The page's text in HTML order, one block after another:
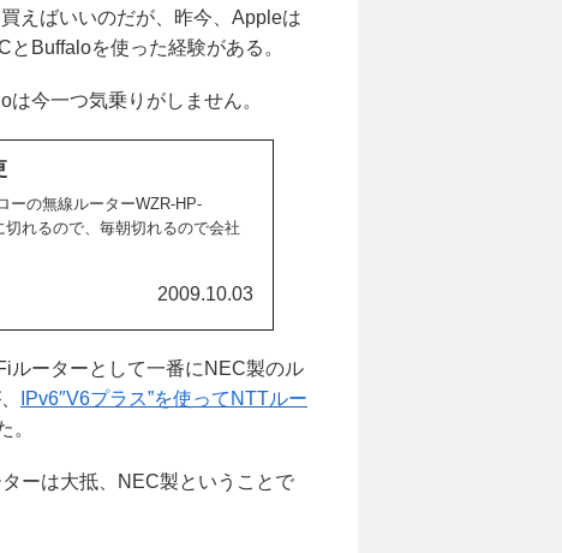
えばいいのだが、昨今、Appleは
Buffaloを使った経験がある。
今一つ気乗りがしません。
ーの無線ルーターWZR-HP-
れるので、毎朝切れるので会社
2009.10.03
ルーターとして一番にNEC製のル
IPv6″V6プラス”を使ってNTTルー
。
ーは大抵、NEC製ということで